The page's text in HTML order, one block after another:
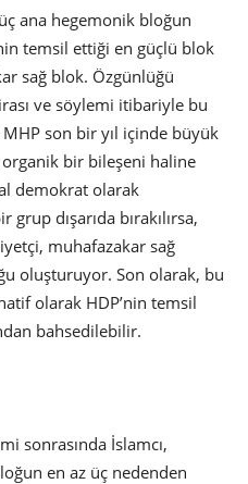
ana hegemonik bloğun
temsil ettiği en güçlü blok
sağ blok. Özgünlüğü
ve söylemi itibariyle bu
son bir yıl içinde büyük
bir bileşeni haline
demokrat olarak
dışarıda bırakılırsa,
muhafazakar sağ
oluşturuyor. Son olarak, bu
olarak HDP’nin temsil
bahsedilebilir.
sonrasında İslamcı,
en az üç nedenden